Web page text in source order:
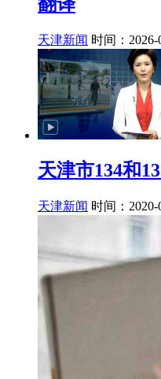
天津新闻 时间：2026-
天津市134和
天津新闻 时间：2020-